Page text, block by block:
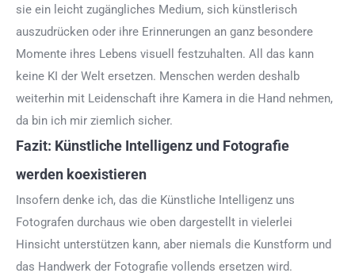
sie ein leicht zugängliches Medium, sich künstlerisch
auszudrücken oder ihre Erinnerungen an ganz besondere
Momente ihres Lebens visuell festzuhalten. All das kann
keine KI der Welt ersetzen. Menschen werden deshalb
weiterhin mit Leidenschaft ihre Kamera in die Hand nehmen,
da bin ich mir ziemlich sicher.
Fazit: Künstliche Intelligenz und Fotografie
werden koexistieren
Insofern denke ich, das die Künstliche Intelligenz uns
Fotografen durchaus wie oben dargestellt in vielerlei
Hinsicht unterstützen kann, aber niemals die Kunstform und
das Handwerk der Fotografie vollends ersetzen wird.